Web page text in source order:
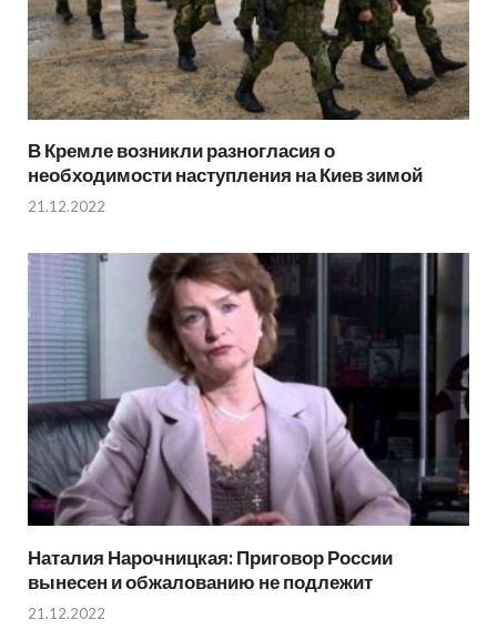
В Кремле возникли разногласия о
необходимости наступления на Киев зимой
21.12.2022
Наталия Нарочницкая: Приговор России
вынесен и обжалованию не подлежит
21.12.2022